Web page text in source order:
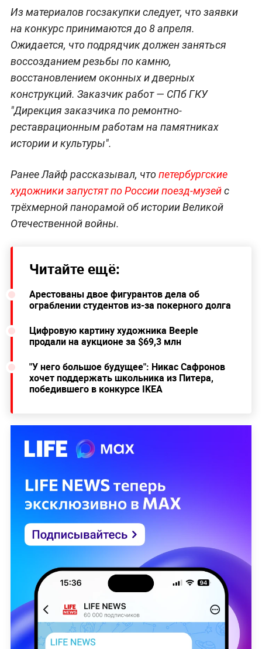
Из материалов госзакупки следует, что заявки
на конкурс принимаются до 8 апреля.
Ожидается, что подрядчик должен заняться
воссозданием резьбы по камню,
восстановлением оконных и дверных
конструкций. Заказчик работ — СПб ГКУ
"Дирекция заказчика по ремонтно-
реставрационным работам на памятниках
истории и культуры".
Ранее Лайф рассказывал, чтопетербургские
художники запустят по России поезд-музейс
трёхмерной панорамой об истории Великой
Отечественной войны.
Читайте ещё:
Арестованы двое фигурантов дела об
ограблении студентов из-за покерного долга
Цифровую картину художника Beeple
продали на аукционе за $69,3 млн
"У него большое будущее": Никас Сафронов
хочет поддержать школьника из Питера,
победившего в конкурсе IKEA